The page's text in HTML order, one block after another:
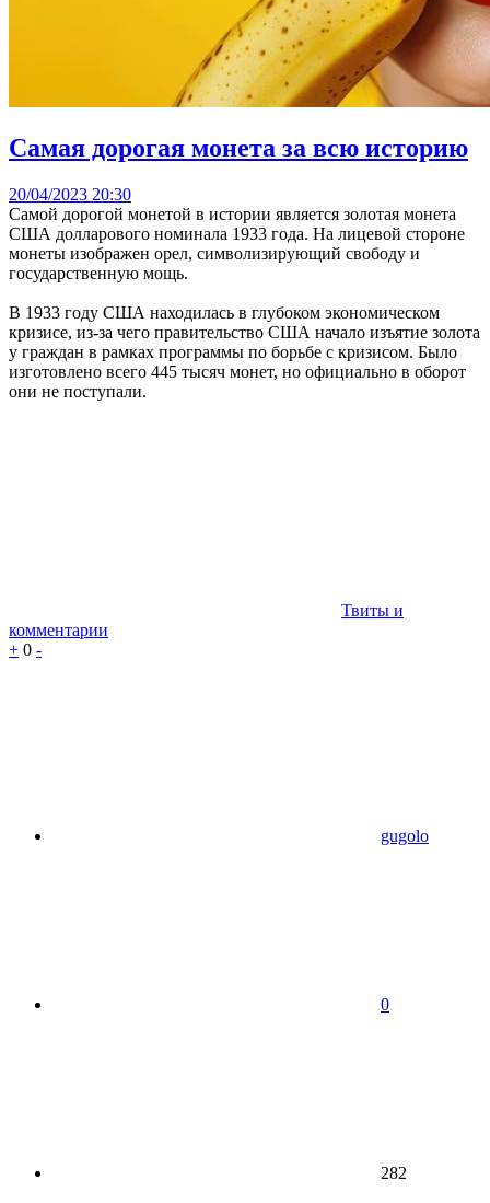
Самая дорогая монета за всю историю
20/04/2023 20:30
Самой дорогой монетой в истории является золотая монета
США долларового номинала 1933 года. На лицевой стороне
монеты изображен орел, символизирующий свободу и
государственную мощь.
В 1933 году США находилась в глубоком экономическом
кризисе, из-за чего правительство США начало изъятие золота
у граждан в рамках программы по борьбе с кризисом. Было
изготовлено всего 445 тысяч монет, но официально в оборот
они не поступали.
Твиты и
комментарии
+ 0 -
gugolo
0
282